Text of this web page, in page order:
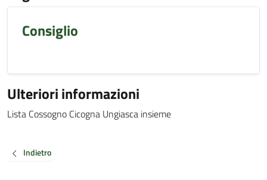
Consiglio
Ulteriori informazioni
Lista Cossogno Cicogna Ungiasca insieme
Indietro